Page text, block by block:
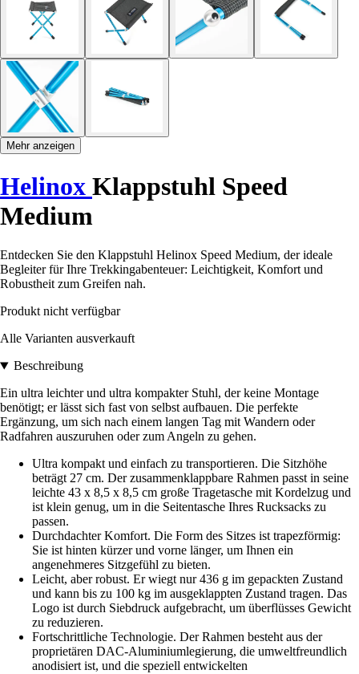
Mehr anzeigen
Helinox Klappstuhl Speed
Medium
Entdecken Sie den Klappstuhl Helinox Speed Medium, der ideale
Begleiter für Ihre Trekkingabenteuer: Leichtigkeit, Komfort und
Robustheit zum Greifen nah.
Produkt nicht verfügbar
Alle Varianten ausverkauft
Beschreibung
Ein ultra leichter und ultra kompakter Stuhl, der keine Montage
benötigt; er lässt sich fast von selbst aufbauen. Die perfekte
Ergänzung, um sich nach einem langen Tag mit Wandern oder
Radfahren auszuruhen oder zum Angeln zu gehen.
Ultra kompakt und einfach zu transportieren. Die Sitzhöhe
beträgt 27 cm. Der zusammenklappbare Rahmen passt in seine
leichte 43 x 8,5 x 8,5 cm große Tragetasche mit Kordelzug und
ist klein genug, um in die Seitentasche Ihres Rucksacks zu
passen.
Durchdachter Komfort. Die Form des Sitzes ist trapezförmig:
Sie ist hinten kürzer und vorne länger, um Ihnen ein
angenehmeres Sitzgefühl zu bieten.
Leicht, aber robust. Er wiegt nur 436 g im gepackten Zustand
und kann bis zu 100 kg im ausgeklappten Zustand tragen. Das
Logo ist durch Siebdruck aufgebracht, um überflüsses Gewicht
zu reduzieren.
Fortschrittliche Technologie. Der Rahmen besteht aus der
proprietären DAC-Aluminiumlegierung, die umweltfreundlich
anodisiert ist, und die speziell entwickelten